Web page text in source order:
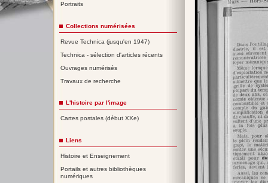
Portraits
Collections numérisées
Revue Technica (jusqu'en 1947)
Technica - sélection d'articles récents
Ouvrages numérisés
Travaux de recherche
L'histoire par l'image
Cartes postales (début XXe)
Liens
Histoire et Enseignement
Portails et autres bibliothèques
numériques